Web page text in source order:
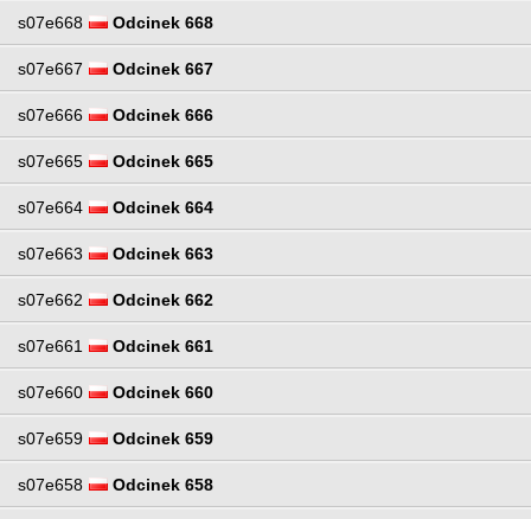
s07e668 Odcinek 668
s07e667 Odcinek 667
s07e666 Odcinek 666
s07e665 Odcinek 665
s07e664 Odcinek 664
s07e663 Odcinek 663
s07e662 Odcinek 662
s07e661 Odcinek 661
s07e660 Odcinek 660
s07e659 Odcinek 659
s07e658 Odcinek 658